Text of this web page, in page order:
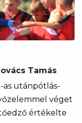
Tamás
as utánpótlás-
véget
értékelte